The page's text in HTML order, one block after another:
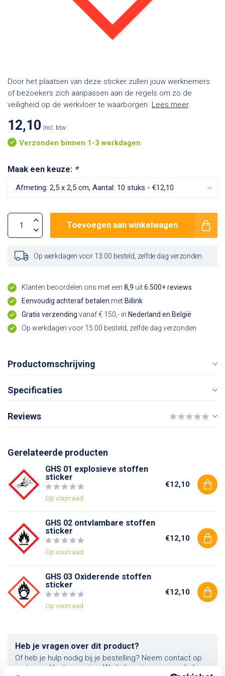
Door het plaatsen van deze sticker zullen jouw werknemers
of bezoekers zich aanpassen aan de regels om zo de
veiligheid op de werkvloer te waarborgen. Lees meer.
12,10 Incl. btw
Verzonden binnen 1-3 werkdagen
Maak een keuze: *
Toevoegen aan winkelwagen
Op werkdagen voor 13:00 besteld, zelfde dag verzonden
Klanten beoordelen ons met een 8,9 uit6.500+ reviews
Eenvoudig achteraf betalen met Billink
Gratis verzending vanaf € 150,- in Nederland en België
Op werkdagen voor 15:00 besteld, zelfde dag verzonden
Productomschrijving
Specificaties
Reviews
Gerelateerde producten
GHS 01 explosieve stoffen
sticker
Op voorraad
€12,10
GHS 02 ontvlambare stoffen
sticker
Op voorraad
€12,10
GHS 03 Oxiderende stoffen
sticker
Op voorraad
€12,10
Heb je vragen over dit product?
Of heb je hulp nodig bij je bestelling? Neem contact op
met onze klantenservice. We helpen je graag verder!